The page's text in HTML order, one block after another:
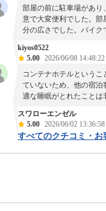
部屋の前に駐車場があり
意で大変便利でした。部
分の広さでした。バイク
kiyos0522
5.00 2026/06/08 14:48:22
コンテナホテルというこ
ていないため、他の宿泊
適な睡眠がとれたことは
スワローエンゼル
5.00 2026/06/02 13:36:58
すべてのクチコミ・お